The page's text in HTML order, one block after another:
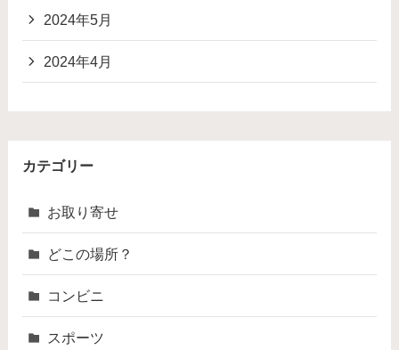
2024年5月
2024年4月
カテゴリー
お取り寄せ
どこの場所？
コンビニ
スポーツ